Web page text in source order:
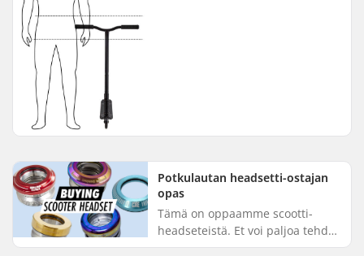
Potkulautan headsetti-ostajan
opas
Tämä on oppaamme scootti-
headseteistä. Et voi paljoa tehdä
väärin, kun valitset uuden